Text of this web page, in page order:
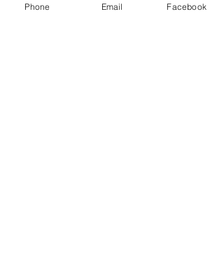
Phone Email Facebook